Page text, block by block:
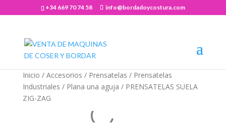
+34 669 70 74 58 info@bordadoycostura.com
Inicio / Accesorios / Prensatelas / Prensatelas
Industriales / Plana una aguja / PRENSATELAS SUELA
ZIG-ZAG
Abrir barra de herramientas